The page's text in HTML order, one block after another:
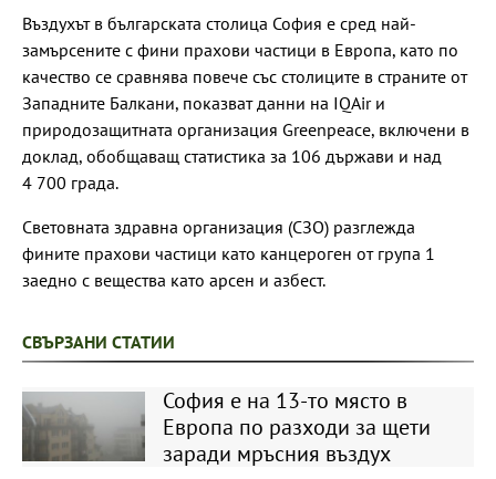
Въздухът в българската столица София е сред най-
замърсените с фини прахови частици в Европа, като по
качество се сравнява повече със столиците в страните от
Западните Балкани, показват данни на IQAir и
природозащитната организация Greenpeace, включени в
доклад, обобщаващ статистика за 106 държави и над
4 700 града.
Световната здравна организация (СЗО) разглежда
фините прахови частици като канцероген от група 1
заедно с вещества като арсен и азбест.
СВЪРЗАНИ СТАТИИ
София е на 13-то място в
Европа по разходи за щети
заради мръсния въздух